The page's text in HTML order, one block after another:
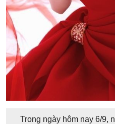
Trong ngày hôm nay 6/9,